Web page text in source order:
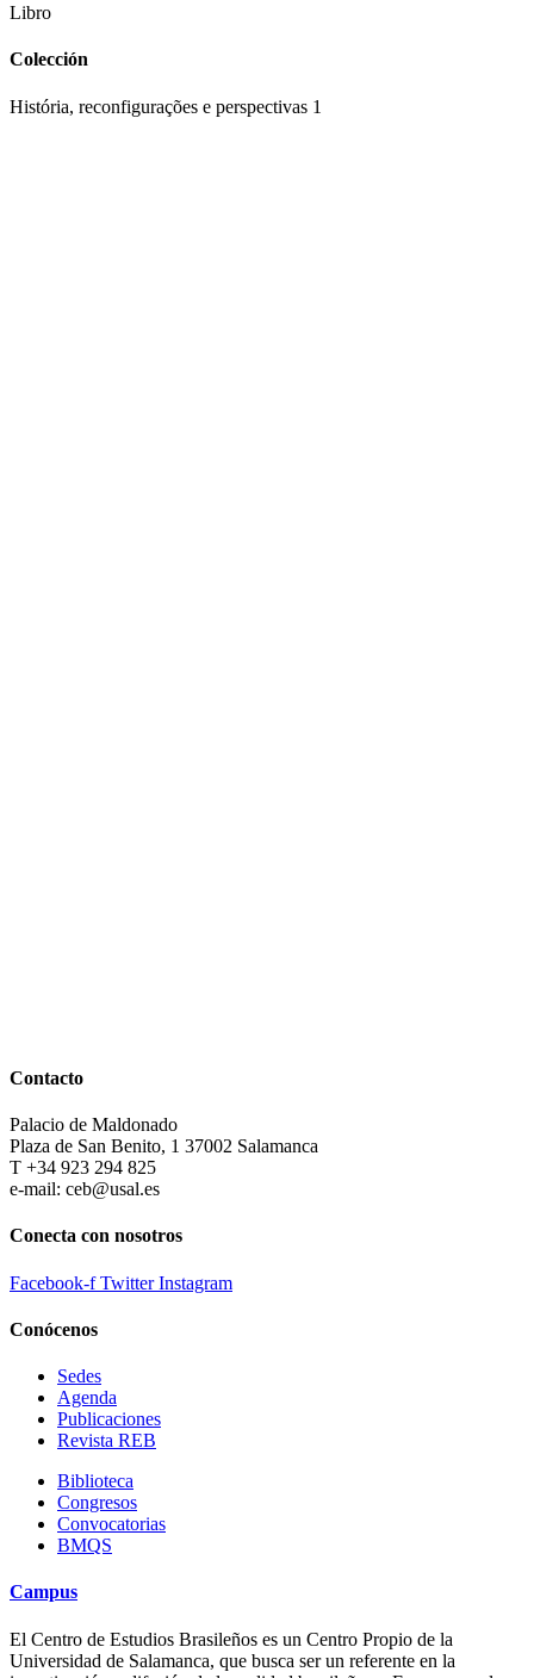
Libro
Colección
História, reconfigurações e perspectivas 1
Contacto
Palacio de Maldonado
Plaza de San Benito, 1 37002 Salamanca
T +34 923 294 825
e-mail: ceb@usal.es
Conecta con nosotros
Facebook-f Twitter Instagram
Conócenos
Sedes
Agenda
Publicaciones
Revista REB
Biblioteca
Congresos
Convocatorias
BMQS
Campus
El Centro de Estudios Brasileños es un Centro Propio de la
Universidad de Salamanca, que busca ser un referente en la